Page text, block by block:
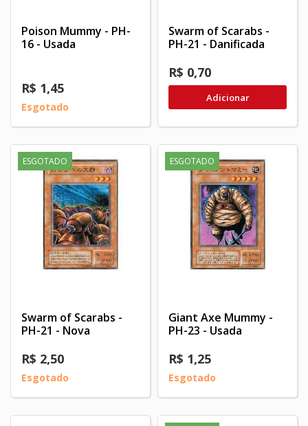
Poison Mummy - PH-
16 - Usada
R$ 1,45
Esgotado
Swarm of Scarabs -
PH-21 - Danificada
R$ 0,70
Adicionar
ESGOTADO
Swarm of Scarabs -
PH-21 - Nova
R$ 2,50
Esgotado
ESGOTADO
Giant Axe Mummy -
PH-23 - Usada
R$ 1,25
Esgotado